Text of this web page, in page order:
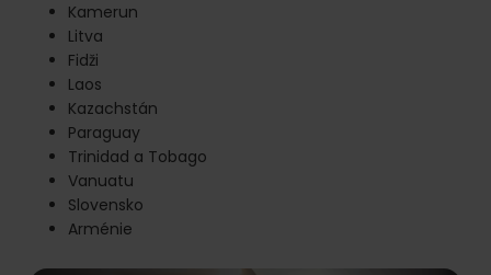
Kamerun
Litva
Fidži
Laos
Kazachstán
Paraguay
Trinidad a Tobago
Vanuatu
Slovensko
Arménie